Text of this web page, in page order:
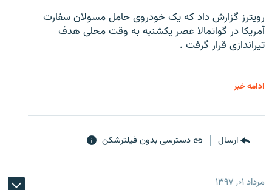
رویترز گزارش داد که یک خودروی حامل مسولان سفارت
آمریکا در گواتمالا عصر یکشنبه به وقت محلی هدف
تیراندازی قرار گرفت .
ادامه خبر
ارسال دسترسی بدون فیلترشکن
مرداد ۰۱, ۱۳۹۷